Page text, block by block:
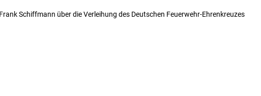
Schiffmann über die Verleihung des Deutschen Feuerwehr-Ehrenkreuzes